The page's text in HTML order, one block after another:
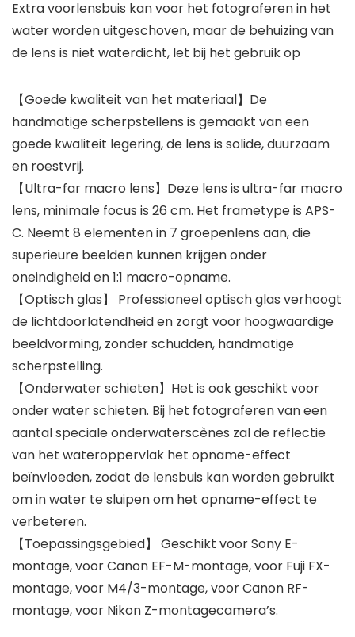
Extra voorlensbuis kan voor het fotograferen in het
water worden uitgeschoven, maar de behuizing van
de lens is niet waterdicht, let bij het gebruik op
【Goede kwaliteit van het materiaal】De
handmatige scherpstellens is gemaakt van een
goede kwaliteit legering, de lens is solide, duurzaam
en roestvrij.
【Ultra-far macro lens】Deze lens is ultra-far macro
lens, minimale focus is 26 cm. Het frametype is APS-
C. Neemt 8 elementen in 7 groepenlens aan, die
superieure beelden kunnen krijgen onder
oneindigheid en 1:1 macro-opname.
【Optisch glas】 Professioneel optisch glas verhoogt
de lichtdoorlatendheid en zorgt voor hoogwaardige
beeldvorming, zonder schudden, handmatige
scherpstelling.
【Onderwater schieten】Het is ook geschikt voor
onder water schieten. Bij het fotograferen van een
aantal speciale onderwaterscènes zal de reflectie
van het wateroppervlak het opname-effect
beïnvloeden, zodat de lensbuis kan worden gebruikt
om in water te sluipen om het opname-effect te
verbeteren.
【Toepassingsgebied】 Geschikt voor Sony E-
montage, voor Canon EF-M-montage, voor Fuji FX-
montage, voor M4/3-montage, voor Canon RF-
montage, voor Nikon Z-montagecamera’s.